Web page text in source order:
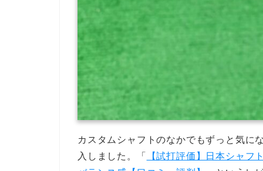
カスタムシャフトのなかでもずっと気に
入しました。「
【試打評価】日本シャフ